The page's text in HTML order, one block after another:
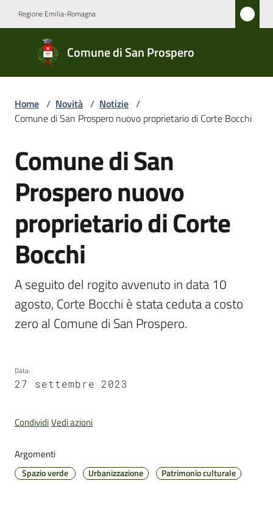
Regione Emilia-Romagna
Comune di San Prospero
Comune
di San
Prospero
Novità
Servizi
Vivere
San
Prospero
video
SUE
Tutti
gli
Home / Novità / Notizie /
Comune di San Prospero nuovo proprietario di Corte Bocchi
Salta al contenuto
Comune di San
Prospero nuovo
proprietario di Corte
Bocchi
A seguito del rogito avvenuto in data 10
agosto, Corte Bocchi è stata ceduta a costo
zero al Comune di San Prospero.
Data:
27 settembre 2023
CondividiVedi azioni
Argomenti
Spazio verde Urbanizzazione Patrimonio culturale